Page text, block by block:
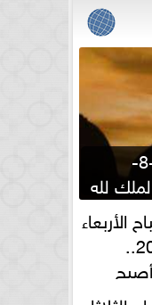
أذكار الصباح الخميس 6-8-
لله
الأربعاء
5-8- 2026..